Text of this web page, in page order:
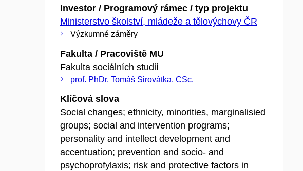
Investor / Programový rámec / typ projektu
Ministerstvo školství, mládeže a tělovýchovy ČR
Výzkumné záměry
Fakulta / Pracoviště MU
Fakulta sociálních studií
prof. PhDr. Tomáš Sirovátka, CSc.
Klíčová slova
Social changes; ethnicity, minorities, marginalisied
groups; social and intervention programs;
personality and intellect development and
accentuation; prevention and socio- and
psychoprofylaxis; risk and protective factors in